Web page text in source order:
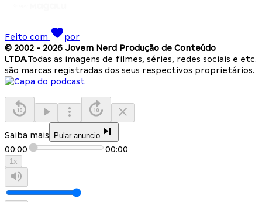
Feito com
por
© 2002 - 2026 Jovem Nerd Produção de Conteúdo
LTDA.Todas as imagens de filmes, séries, redes sociais e etc.
são marcas registradas dos seus respectivos proprietários.
Saiba mais Pular anuncio
00:00 00:00
1x